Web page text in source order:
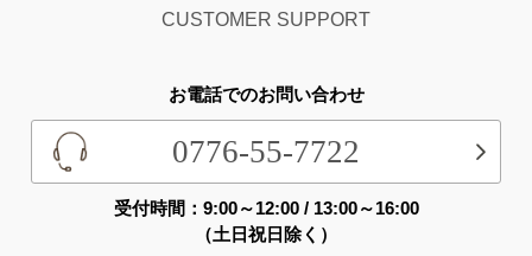
CUSTOMER SUPPORT
お電話でのお問い合わせ
0776-55-7722
受付時間：9:00～12:00 / 13:00～16:00
（土日祝日除く）